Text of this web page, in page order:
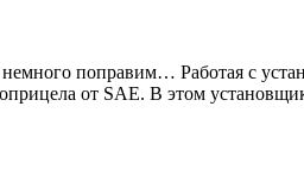
поправим… Работая с
от SAE. В этом